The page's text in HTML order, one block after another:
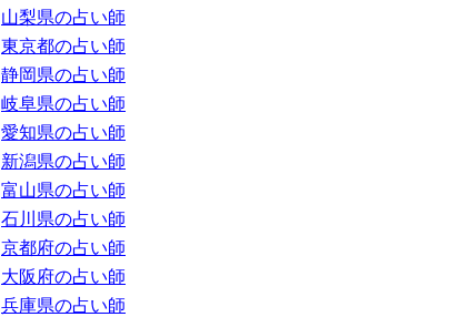
山梨県の占い師
東京都の占い師
静岡県の占い師
岐阜県の占い師
愛知県の占い師
新潟県の占い師
富山県の占い師
石川県の占い師
京都府の占い師
大阪府の占い師
兵庫県の占い師